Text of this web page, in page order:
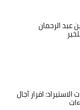
الرحمان
اقرار آجال